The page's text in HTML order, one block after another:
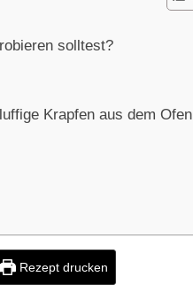
solltest?
Krapfen aus dem Ofen
Rezept drucken